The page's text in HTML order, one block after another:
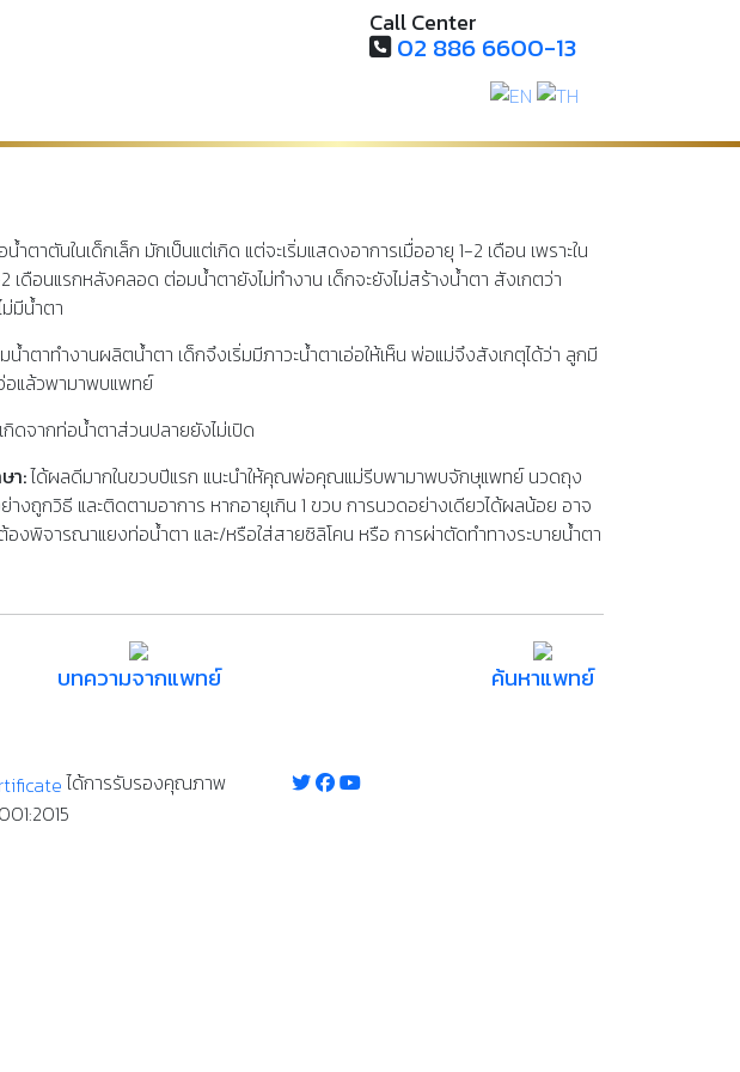
Call Center
02 886 6600-13
น้ำตาตันในเด็กเล็ก มักเป็นแต่เกิด แต่จะเริ่มแสดงอาการเมื่ออายุ 1-2 เดือน เพราะใน
เดือนแรกหลังคลอด ต่อมน้ำตายังไม่ทำงาน เด็กจะยังไม่สร้างน้ำตา สังเกตว่า
ม่มีน้ำตา
น้ำตาทำงานผลิตน้ำตา เด็กจึงเริ่มมีภาวะน้ำตาเอ่อให้เห็น พ่อแม่จึงสังเกตุได้ว่า ลูกมี
อแล้วพามาพบแพทย์
กิดจากท่อน้ำตาส่วนปลายยังไม่เปิด
า:ได้ผลดีมากในขวบปีแรก แนะนำให้คุณพ่อคุณแม่รีบพามาพบจักษุแพทย์ นวดถุง
างถูกวิธี และติดตามอาการ หากอายุเกิน 1 ขวบ การนวดอย่างเดียวได้ผลน้อย อาจ
องพิจารณาแยงท่อน้ำตา และ/หรือใส่สายซิลิโคน หรือ การผ่าตัดทำทางระบายน้ำตา
บทความจากแพทย์ ค้นหาแพทย์
ได้การรับรองคุณภาพ